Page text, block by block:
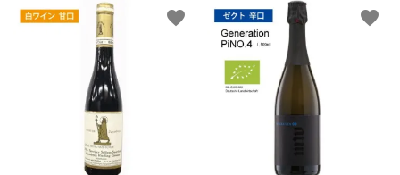
favorite favorite